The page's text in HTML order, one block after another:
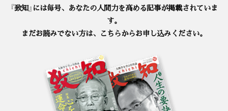
『致知』には毎号、あなたの人間力を高める記事が掲載されていま
す。
まだお読みでない方は、こちらからお申し込みください。